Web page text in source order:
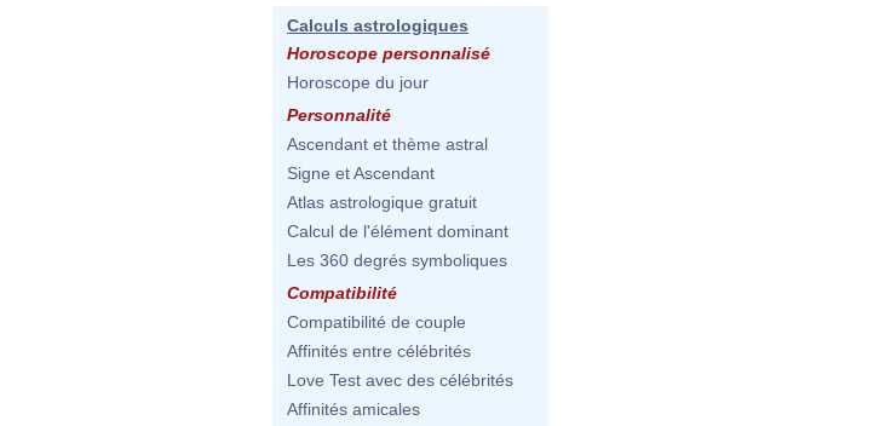
Calculs astrologiques
Horoscope personnalisé
Horoscope du jour
Personnalité
Ascendant et thème astral
Signe et Ascendant
Atlas astrologique gratuit
Calcul de l'élément dominant
Les 360 degrés symboliques
Compatibilité
Compatibilité de couple
Affinités entre célébrités
Love Test avec des célébrités
Affinités amicales